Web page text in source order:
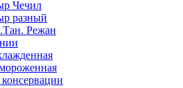
Чечил
разный
Режан